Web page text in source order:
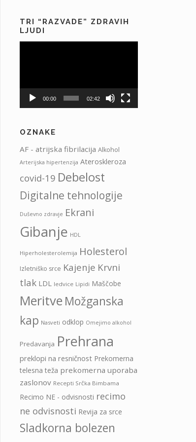
TRI “RAZVADE” ZDRAVIH
LJUDI
00:00 02:42
OZNAKE
AF - atrijska fibrilacija Alkohol
Arterijska hipertenzija Ateroskleroza
covid-19 Debelost
Digitalne tehnologije
Duševno zdravje Ekrani
Gibanje HDL
Hiperholesterolemija Holesterol
Izletniško srce Kajenje Krvni
tlak LDL ledvice Lipidi Maščobe
Meritve Možganska
kap Nasveti odklop Omejimo alkohol
Predavanja Prehrana
preklopi na resničnost Prekomerna
telesna teža prekomerna uporaba
zaslonov Recepti Srčka Bimbama
Recimo NE - odvisnosti recimo
ne odvisnosti Revija za srce
Sladkorna bolezen